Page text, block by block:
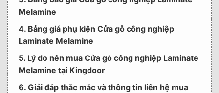
Melamine
4. Bảng giá phụ kiện Cửa gỗ công nghiệp
Laminate Melamine
5. Lý do nên mua Cửa gỗ công nghiệp Laminate
Melamine tại Kingdoor
6. Giải đáp thắc mắc và thông tin liên hệ mua